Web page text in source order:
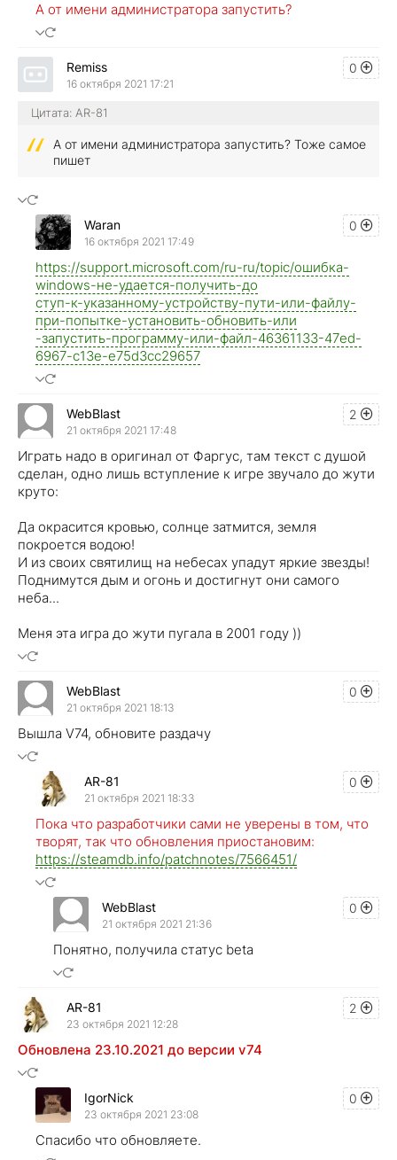
А от имени администратора запустить?
0
Remiss
16 октября 2021 17:21
Цитата: AR-81
А от имени администратора запустить? Тоже самое
пишет
0
Waran
16 октября 2021 17:49
https://support.microsoft.com/ru-ru/topic/ошибка-
windows-не-удается-получить-до
ступ-к-указанному-устройству-пути-или-файлу-
при-попытке-установить-обновить-или
-запустить-программу-или-файл-46361133-47ed-
6967-c13e-e75d3cc29657
2
WebBlast
21 октября 2021 17:48
Играть надо в оригинал от Фаргус, там текст с душой
сделан, одно лишь вступление к игре звучало до жути
круто:
Да окрасится кровью, солнце затмится, земля
покроется водою!
И из своих святилищ на небесах упадут яркие звезды!
Поднимутся дым и огонь и достигнут они самого
неба...
Меня эта игра до жути пугала в 2001 году ))
0
WebBlast
21 октября 2021 18:13
Вышла V74, обновите раздачу
0
AR-81
21 октября 2021 18:33
Пока что разработчики сами не уверены в том, что
творят, так что обновления приостановим:
https://steamdb.info/patchnotes/7566451/
0
WebBlast
21 октября 2021 21:36
Понятно, получила статус beta
2
AR-81
23 октября 2021 12:28
Обновлена 23.10.2021 до версии v74
0
IgorNick
23 октября 2021 23:08
Спасибо что обновляете.